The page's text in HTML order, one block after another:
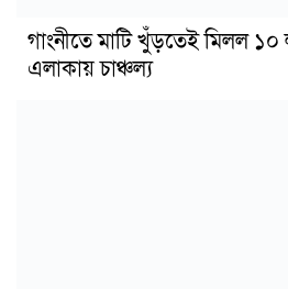
গাংনীতে মাটি খুঁড়তেই মিলল ১০
এলাকায় চাঞ্চল্য